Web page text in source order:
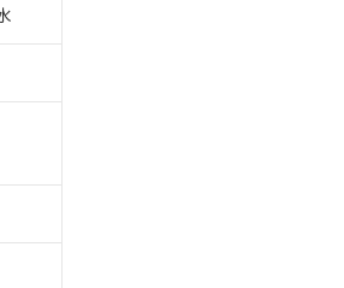
す。
りません。